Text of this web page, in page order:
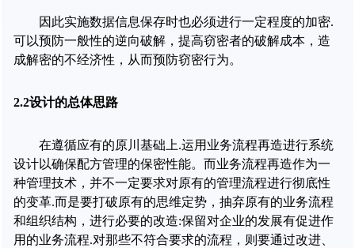
因此实施数据信息保存时也必须进行一定程度的加密.
可以预防一般性的逆向破解，提高窃密者的破解成本，造
成解密的不经济性，从而预防窃密行为。
2.2设计的总体思路
在遵循应有的原川基础上.运用业务流程再造进行系统
设计以确保配方管理的保密性能。而业务流程再造作为一
种管理技术，并不一定要求对原有的管理流程进行彻底性
的变革.而是要打破原有的思维定势，抽弃原有的业务流程
和组织结构，进行必要的改造:保留对企业的发展有促进作
用的业务流程.对那些不符合要求的流程，则要通过改进、